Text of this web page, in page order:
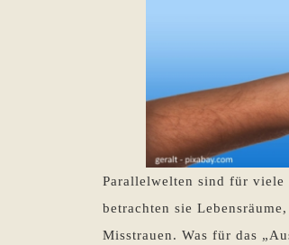
Parallelwelten sind für viele
betrachten sie
Misstrauen. Was für das